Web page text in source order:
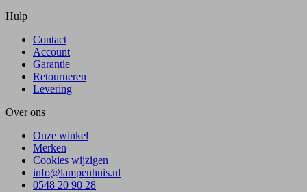
Hulp
Contact
Account
Garantie
Retourneren
Levering
Over ons
Onze winkel
Merken
Cookies wijzigen
info@lampenhuis.nl
0548 20 90 28